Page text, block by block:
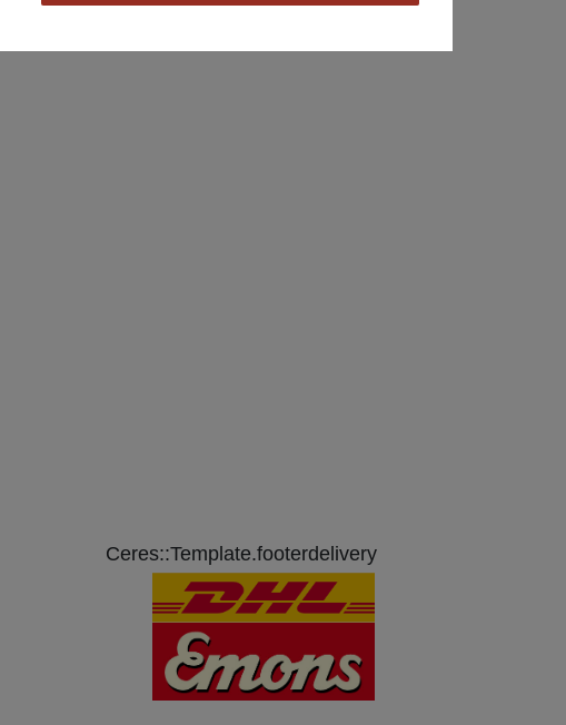
Ceres::Template.footerdelivery